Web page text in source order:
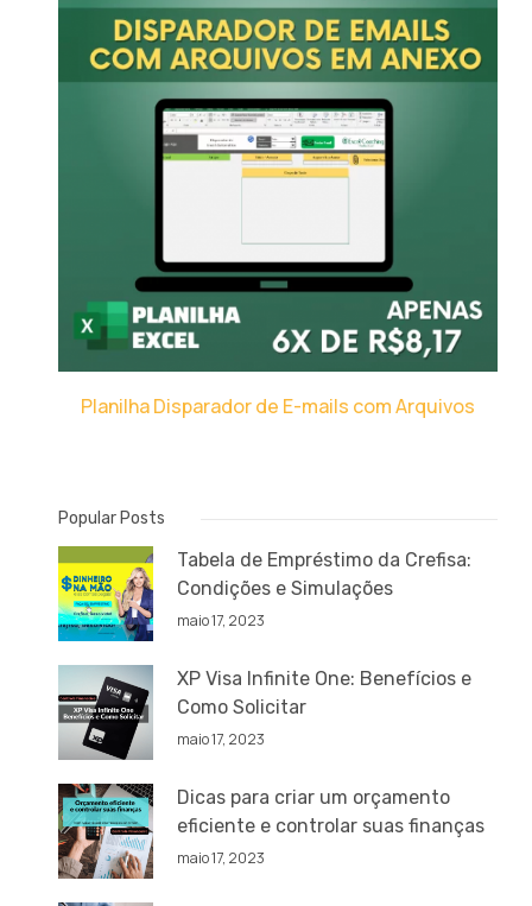
Planilha Disparador de E-mails com Arquivos
Popular Posts
Tabela de Empréstimo da Crefisa:
Condições e Simulações
maio 17, 2023
XP Visa Infinite One: Benefícios e
Como Solicitar
maio 17, 2023
Dicas para criar um orçamento
eficiente e controlar suas finanças
maio 17, 2023